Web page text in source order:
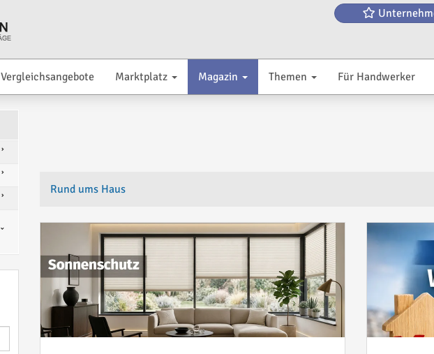
Vergleichsangebote Marktplatz Magazin Themen Für Handwerker
Rund ums Haus